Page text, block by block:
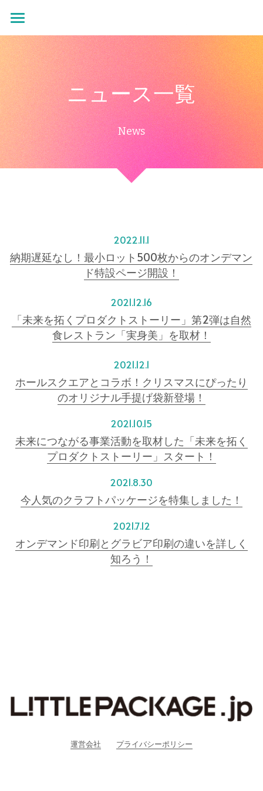
ホーム
お問い合わせ
オンデマンド特設ページ
ニュース一覧
News
2022.11.1
納期遅延なし！最小ロット500枚からのオンデマン
ド特設ページ開設 ！
2021.12.16
「未来を拓くプロダクトストーリー」 第2弾は自然
食レストラン「実身美」を取材！
2021.12.1
ホールスクエアとコラボ！クリスマスにぴったり
のオリジナル手提げ袋新登場！
2021.10.15
未来につながる事業活動を取材した「未来を拓く
プロダクトストーリー」スタート！
2021.8.30
今人気のクラフトパッケージを特集しました！
2021.7.12
オンデマンド印刷とグラビア印刷の違いを詳しく
知ろう！
運営会社 プライバシーポリシー
すべてのカテゴリー